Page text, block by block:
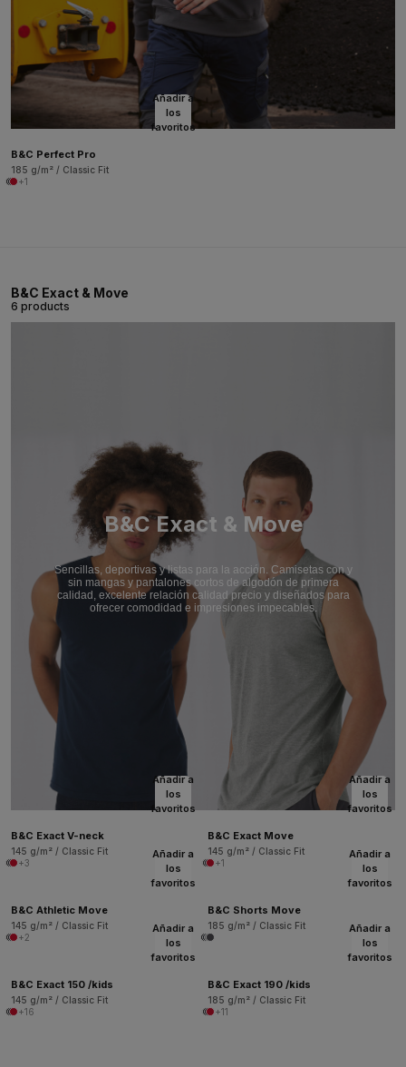
Añadir a
los
favoritos
B&C Perfect Pro
185 g/m² / Classic Fit
+1
B&C Exact & Move
6 products
B&C Exact & Move
Sencillas, deportivas y listas para la acción. Camisetas con y
sin mangas y pantalones cortos de algodón de primera
calidad, excelente relación calidad precio y diseñados para
ofrecer comodidad e impresiones impecables.
Añadir a
los
favoritos
B&C Exact V-neck
145 g/m² / Classic Fit
+3
Añadir a
los
favoritos
B&C Exact Move
145 g/m² / Classic Fit
+1
Añadir a
los
favoritos
B&C Athletic Move
145 g/m² / Classic Fit
+2
Añadir a
los
favoritos
B&C Shorts Move
185 g/m² / Classic Fit
Añadir a
los
favoritos
B&C Exact 150 /kids
145 g/m² / Classic Fit
+16
Añadir a
los
favoritos
B&C Exact 190 /kids
185 g/m² / Classic Fit
+11